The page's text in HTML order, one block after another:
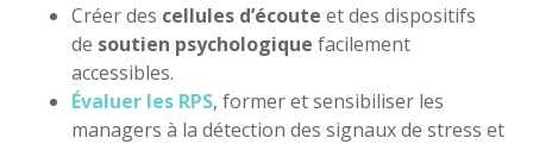
Créer des cellules d’écoute et des dispositifs
de soutien psychologique facilement
accessibles.
Évaluer les RPS, former et sensibiliser les
managers à la détection des signaux de stress et